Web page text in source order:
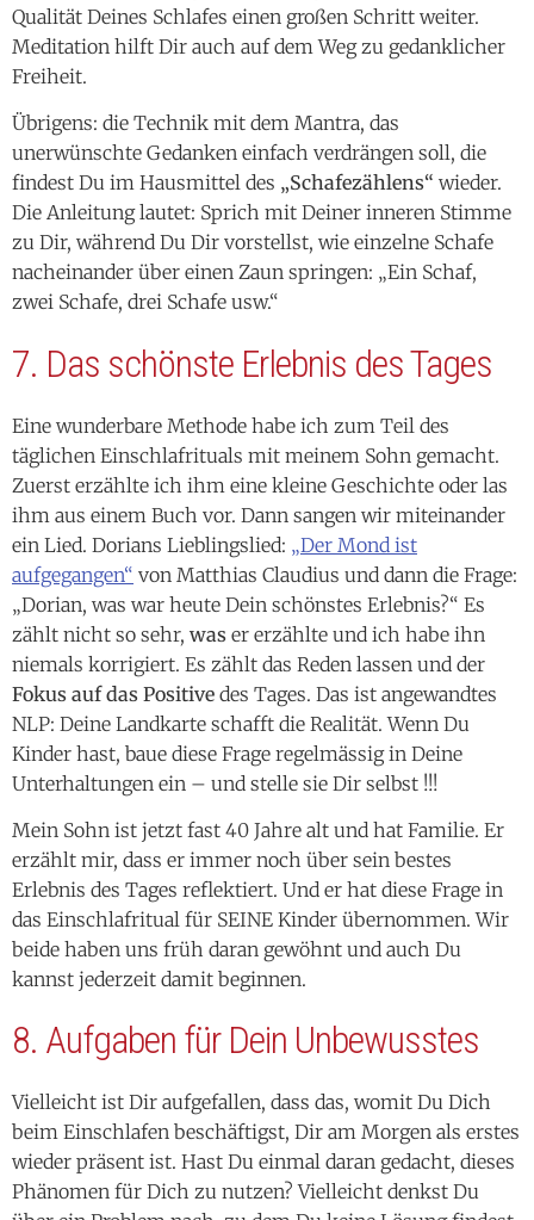
Übrigens: die Technik mit dem Mantra, das
unerwünschte Gedanken einfach verdrängen soll, die
Die Anleitung lautet: Sprich mit Deiner inneren Stimme
zu Dir, während Du Dir vorstellst, wie einzelne Schafe
nacheinander über einen Zaun springen: „Ein Schaf,
zwei Schafe, drei Schafe usw.“
7. Das schönste Erlebnis des Tages
täglichen Einschlafrituals mit meinem Sohn gemacht.
ihm aus einem Buch vor. Dann sangen wir miteinander
ein Lied. Dorians Lieblingslied:„Der Mond ist
aufgegangen“von Matthias Claudius und dann die Frage:
„Dorian, was war heute Dein schönstes Erlebnis?“ Es
zählt nicht so sehr,waser erzählte und ich habe ihn
niemals korrigiert. Es zählt das Reden lassen und der
Fokus auf das Positivedes Tages. Das ist angewandtes
NLP: Deine Landkarte schafft die Realität. Wenn Du
Kinder hast, baue diese Frage regelmässig in Deine
Unterhaltungen ein – und stelle sie Dir selbst !!!
Mein Sohn ist jetzt fast 40 Jahre alt und hat Familie. Er
erzählt mir, dass er immer noch über sein bestes
Erlebnis des Tages reflektiert. Und er hat diese Frage in
das Einschlafritual für SEINE Kinder übernommen. Wir
beide haben uns früh daran gewöhnt und auch Du
kannst jederzeit damit beginnen.
8. Aufgaben für Dein Unbewusstes
beim Einschlafen beschäftigst, Dir am Morgen als erstes
Phänomen für Dich zu nutzen? Vielleicht denkst Du
über ein Problem nach, zu dem Du keine Lösung findest.
Gib doch Deinem Unbewussten die Aufgabe: „Wenn ich
morgen früh aufwache, wird sich die Lösung für mein